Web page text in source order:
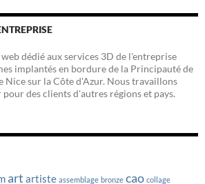
dédié aux services 3D de l'entreprise
implantés en bordure de la Principauté de
Nice sur la Côte d'Azur. Nous travaillons
des clients d'autres régions et pays.
art artiste assemblage bronze cao collage